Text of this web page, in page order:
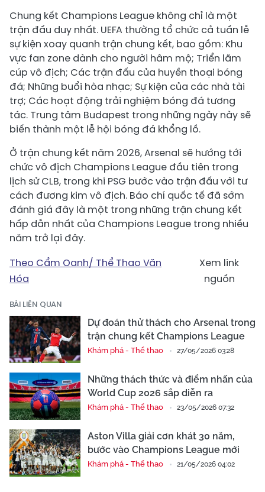
Chung kết Champions League không chỉ là một
trận đấu duy nhất. UEFA thường tổ chức cả tuần lễ
sự kiện xoay quanh trận chung kết, bao gồm: Khu
vực fan zone dành cho người hâm mộ; Triển lãm
cúp vô địch; Các trận đấu của huyền thoại bóng
đá; Những buổi hòa nhạc; Sự kiện của các nhà tài
trợ; Các hoạt động trải nghiệm bóng đá tương
tác. Trung tâm Budapest trong những ngày này sẽ
biến thành một lễ hội bóng đá khổng lồ.
Ở trận chung kết năm 2026, Arsenal sẽ hướng tới
chức vô địch Champions League đầu tiên trong
lịch sử CLB, trong khi PSG bước vào trận đấu với tư
cách đương kim vô địch. Báo chí quốc tế đã sớm
đánh giá đây là một trong những trận chung kết
hấp dẫn nhất của Champions League trong nhiều
năm trở lại đây.
Theo Cẩm Oanh/ Thể Thao Văn
Hóa
Xem link
nguồn
BÀI LIÊN QUAN
Dự đoán thử thách cho Arsenal trong
trận chung kết Champions League
Khám phá - Thể thao 27/05/2026 03:28
Những thách thức và điểm nhấn của
World Cup 2026 sắp diễn ra
Khám phá - Thể thao 23/05/2026 07:32
Aston Villa giải cơn khát 30 năm,
bước vào Champions League mới
Khám phá - Thể thao 21/05/2026 04:02